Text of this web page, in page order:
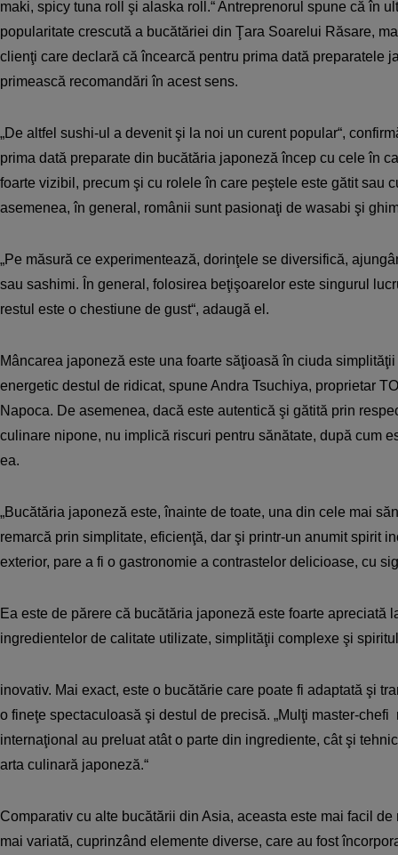
maki, spicy tuna roll şi alaska roll.“ Antreprenorul spune că în
popularitate crescută a bucătăriei din Ţara Soarelui Răsare,
clienţi care declară că încearcă pentru prima dată preparatele
primească recomandări în acest sens.
„De altfel sushi-ul a devenit şi la noi un curent popular“,
prima dată preparate din bucătăria japoneză încep cu cele în
foarte vizibil, precum şi cu rolele în care peştele este gătit sau
asemenea, în general, românii sunt pasionaţi de wasabi şi
„Pe măsură ce experimentează, dorinţele se diversifică,
sau sashimi. În general, folosirea beţişoarelor este singurul
restul este o chestiune de gust“, adaugă el.
Mâncarea japoneză este una foarte săţioasă în ciuda
energetic destul de ridicat, spune Andra Tsuchiya, proprietar
Napoca. De asemenea, dacă este autentică şi gătită prin
culinare nipone, nu implică riscuri pentru sănătate, după cum
ea.
„Bucătăria japoneză este, înainte de toate, una din cele mai
remarcă prin simplitate, eficienţă, dar şi printr-un anumit spirit
exterior, pare a fi o gastronomie a contrastelor delicioase, cu
Ea este de părere că bucătăria japoneză este foarte apreciată
ingredientelor de calitate utilizate, simplităţii complexe şi
inovativ. Mai exact, este o bucătărie care poate fi adaptată şi
o fineţe spectaculoasă şi destul de precisă. „Mulţi master-
internaţional au preluat atât o parte din ingrediente, cât şi
arta culinară japoneză.“
Comparativ cu alte bucătării din Asia, aceasta este mai facil
mai variată, cuprinzând elemente diverse, care au fost